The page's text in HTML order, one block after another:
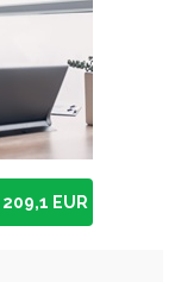
209,1 EUR